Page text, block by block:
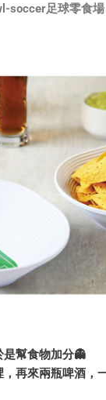
soccer足球零食場
幫食物加分👻
再來兩瓶啤酒，